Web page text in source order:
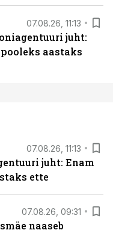
07.08.26, 11:13
juht:
aastaks
07.08.26, 11:13
juht: Enam
ette
07.08.26, 09:31
naaseb